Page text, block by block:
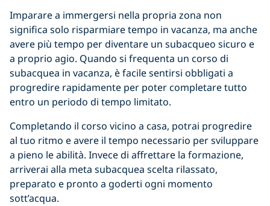
Imparare a immergersi nella propria zona non
significa solo risparmiare tempo in vacanza, ma anche
avere più tempo per diventare un subacqueo sicuro e
a proprio agio. Quando si frequenta un corso di
subacquea in vacanza, è facile sentirsi obbligati a
progredire rapidamente per poter completare tutto
entro un periodo di tempo limitato.
Completando il corso vicino a casa, potrai progredire
al tuo ritmo e avere il tempo necessario per sviluppare
a pieno le abilità. Invece di affrettare la formazione,
arriverai alla meta subacquea scelta rilassato,
preparato e pronto a goderti ogni momento
sott’acqua.